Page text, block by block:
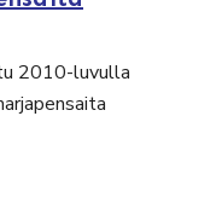
2010-luvulla